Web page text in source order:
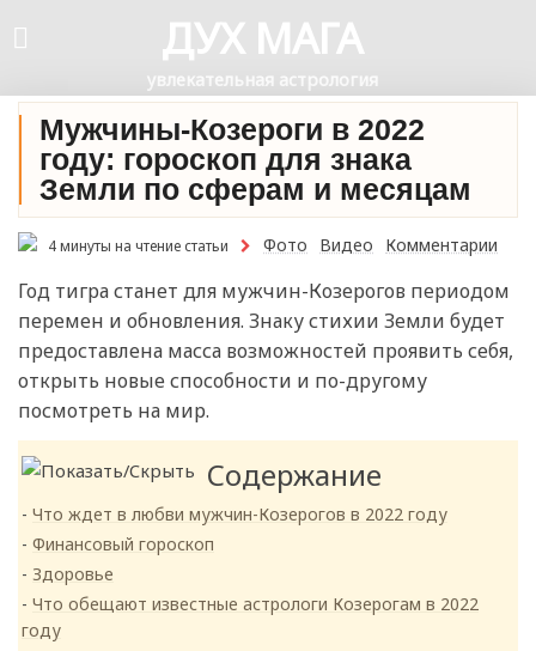
ДУХ МАГА
увлекательная астрология
Мужчины-Козероги в 2022
году: гороскоп для знака
Земли по сферам и месяцам
4 минуты на чтение статьи Фото Видео Комментарии
Год тигра станет для мужчин-Козерогов периодом
перемен и обновления. Знаку стихии Земли будет
предоставлена масса возможностей проявить себя,
открыть новые способности и по-другому
посмотреть на мир.
Содержание
Что ждет в любви мужчин-Козерогов в 2022 году
Финансовый гороскоп
Здоровье
Что обещают известные астрологи Козерогам в 2022
году